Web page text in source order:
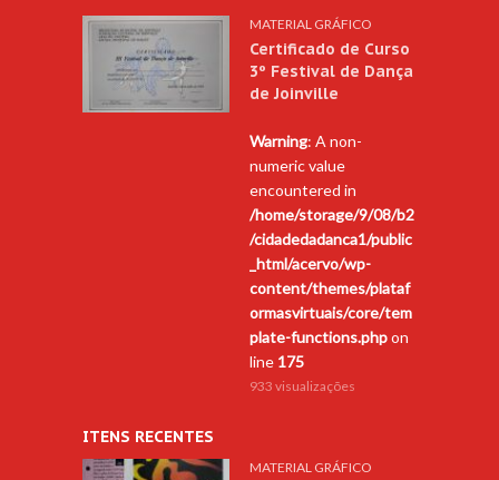
MATERIAL GRÁFICO
Certificado de Curso
3º Festival de Dança
de Joinville
Warning: A non-
numeric value
encountered in
/home/storage/9/08/b2
/cidadedadanca1/public
_html/acervo/wp-
content/themes/plataf
ormasvirtuais/core/tem
plate-functions.phpon
line 175
933 visualizações
ITENS RECENTES
MATERIAL GRÁFICO